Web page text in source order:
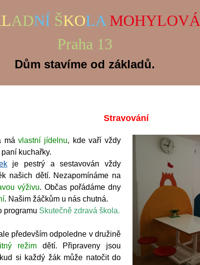
ADNÍ ŠKOLA MOHYLOVÁ
Praha 13
Dům stavíme od základů.
Stravování
mávlastní jídelnu, kde vaří vždy
kuchařky.
je pestrý a sestavován vždy
našich dětí. Nezapomínáme na
výživu. Občas pořádáme dny
. Našim žáčkům u nás chutná.
programu Skutečně zdravá škola.
především odpoledne v družině
režimdětí. Připraveny jsou
si každý žák může natočit do